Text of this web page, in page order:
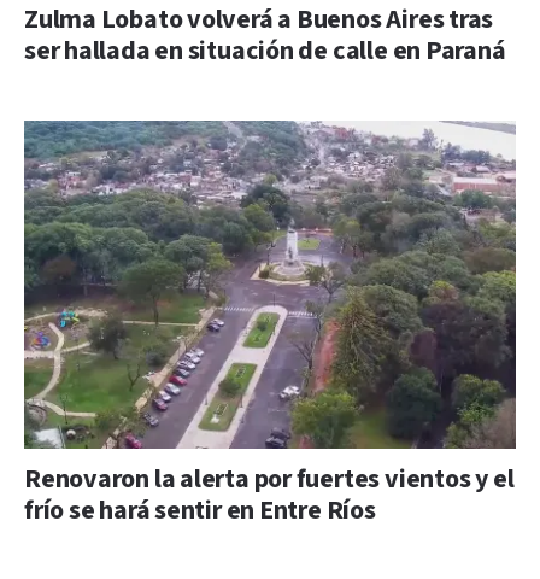
Zulma Lobato volverá a Buenos Aires tras
ser hallada en situación de calle en Paraná
Renovaron la alerta por fuertes vientos y el
frío se hará sentir en Entre Ríos